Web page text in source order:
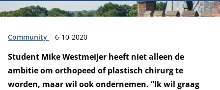
Type:
Community Publicatiedatum:
6-10-2020
Student Mike Westmeijer heeft niet alleen de
ambitie om orthopeed of plastisch chirurg te
worden, maar wil ook ondernemen. “Ik wil graag